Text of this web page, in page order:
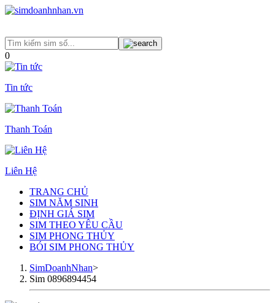
0
Tin tức
Thanh Toán
Liên Hệ
TRANG CHỦ
SIM NĂM SINH
ĐỊNH GIÁ SIM
SIM THEO YÊU CẦU
SIM PHONG THỦY
BÓI SIM PHONG THỦY
SimDoanhNhan>
Sim 0896894454